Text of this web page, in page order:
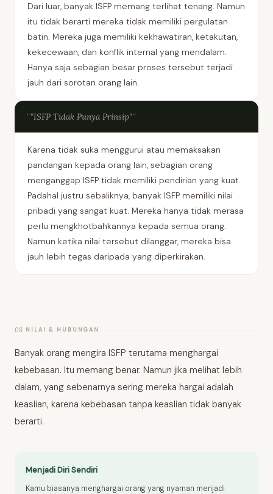
Dari luar, banyak ISFP memang terlihat tenang. Namun
itu tidak berarti mereka tidak memiliki pergulatan
batin. Mereka juga memiliki kekhawatiran, ketakutan,
kekecewaan, dan konflik internal yang mendalam.
Hanya saja sebagian besar proses tersebut terjadi
jauh dari sorotan orang lain.
"ISFP Tidak Punya Prinsip"
Karena tidak suka menggurui atau memaksakan
pandangan kepada orang lain, sebagian orang
menganggap ISFP tidak memiliki pendirian yang kuat.
Padahal justru sebaliknya, banyak ISFP memiliki nilai
pribadi yang sangat kuat. Mereka hanya tidak merasa
perlu mengkhotbahkannya kepada semua orang.
Namun ketika nilai tersebut dilanggar, mereka bisa
jauh lebih tegas daripada yang diperkirakan.
08 NILAI & HUBUNGAN
Banyak orang mengira ISFP terutama menghargai
kebebasan. Itu memang benar. Namun jika melihat lebih
dalam, yang sebenarnya sering mereka hargai adalah
keaslian, karena kebebasan tanpa keaslian tidak banyak
berarti.
Menjadi Diri Sendiri
Kamu biasanya menghargai orang yang nyaman menjadi